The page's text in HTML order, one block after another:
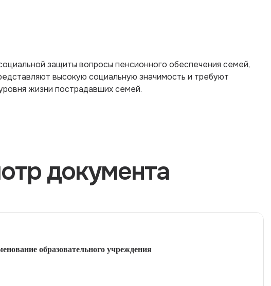
защиты вопросы пенсионного обеспечения семей,
высокую социальную значимость и требуют
жизни пострадавших семей.
документа
образовательного учреждения